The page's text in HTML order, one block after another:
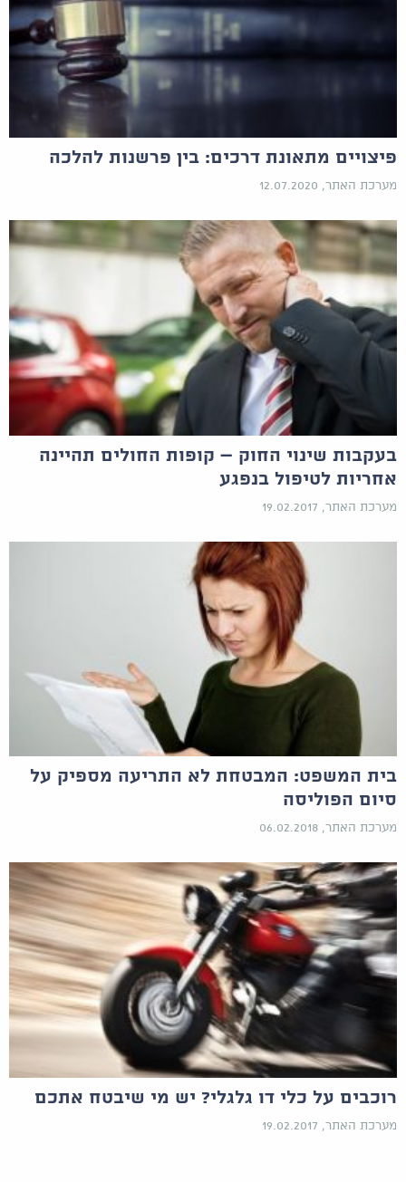
פיצויים מתאונת דרכים: בין פרשנות להלכה
מערכת האתר, 12.07.2020
בעקבות שינוי החוק – קופות החולים תהיינה
אחריות לטיפול בנפגע
מערכת האתר, 19.02.2017
בית המשפט: המבטחת לא התריעה מספיק על
סיום הפוליסה
מערכת האתר, 06.02.2018
רוכבים על כלי דו גלגלי? יש מי שיבטח אתכם
מערכת האתר, 19.02.2017